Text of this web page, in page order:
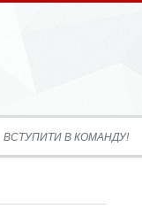
ВСТУПИТИ В КОМАНДУ!